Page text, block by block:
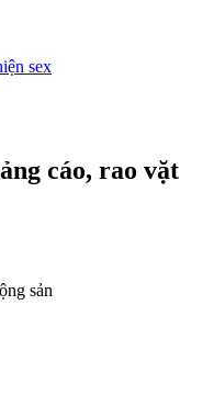
cáo, rao vặt
sản